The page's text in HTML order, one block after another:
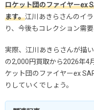
ロケット団のファイヤーex
ます。江川あきらさんのイ
り、今後もコレクション需
実際、江川あきらさんが描
の2,000円買取から2026年4
ケット団のファイヤーex
りしていくでしょう。